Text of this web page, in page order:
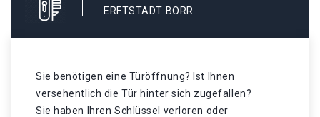
RFTSTADT BORR
Sie benötigen eine Türöffnung? Ist Ihnen
versehentlich die Tür hinter sich zugefallen?
Sie haben Ihren Schlüssel verloren oder